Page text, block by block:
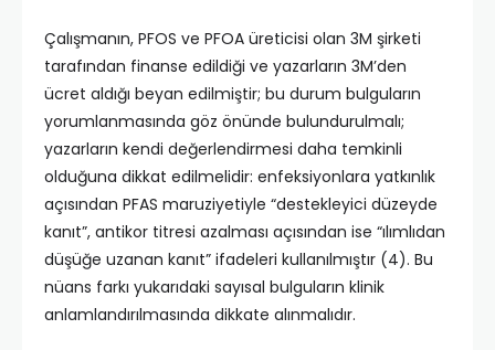
Çalışmanın, PFOS ve PFOA üreticisi olan 3M şirketi
tarafından finanse edildiği ve yazarların 3M’den
ücret aldığı beyan edilmiştir; bu durum bulguların
yorumlanmasında göz önünde bulundurulmalı;
yazarların kendi değerlendirmesi daha temkinli
olduğuna dikkat edilmelidir: enfeksiyonlara yatkınlık
açısından PFAS maruziyetiyle “destekleyici düzeyde
kanıt”, antikor titresi azalması açısından ise “ılımlıdan
düşüğe uzanan kanıt” ifadeleri kullanılmıştır (4). Bu
nüans farkı yukarıdaki sayısal bulguların klinik
anlamlandırılmasında dikkate alınmalıdır.